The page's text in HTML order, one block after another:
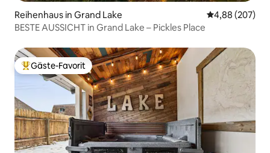
Reihenhaus in Grand Lake
4,88 (207)
BESTE AUSSICHT in Grand Lake – Pickles Place
Beliebter Gäste-Favorit.
Gäste-Favorit